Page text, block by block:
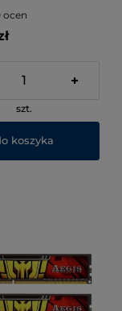
ocen
+
szt.
koszyka